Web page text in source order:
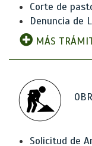
Corte de
Denuncia de
MÁS
Solicitud de